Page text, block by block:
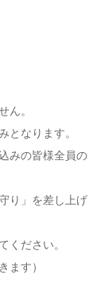
ん。
となります。
みの皆様全員の
り」を差し上げ
ください。
ます）